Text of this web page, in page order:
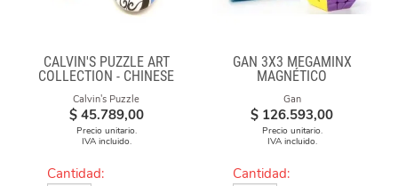
CALVIN'S PUZZLE ART
COLLECTION - CHINESE
OPERA FACE-OFF CUBE
(RED & BLUE MASKS)
Calvin's Puzzle
$ 45.789,00
Precio unitario.
IVA incluido.
Cantidad:
GAN 3X3 MEGAMINX
MAGNÉTICO
Gan
$ 126.593,00
Precio unitario.
IVA incluido.
Cantidad: